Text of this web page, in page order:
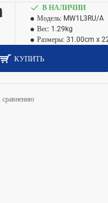
В НАЛИЧИИ
Модель: MW1L3RU/A
Вес: 1.29kg
Размеры: 31.00cm x
КУПИТЬ
сравнению